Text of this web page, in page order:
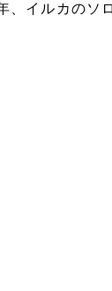
、イルカのソ